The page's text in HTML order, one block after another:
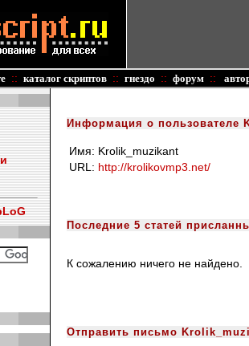
:: каталог скриптов :: гнездо :: форум ::
Информация о пользователе
Имя: Krolik_muzikant
URL: http://krolikovmp3.net/
Последние 5 статей
К сожалению ничего не найдено.
Отправить письмо